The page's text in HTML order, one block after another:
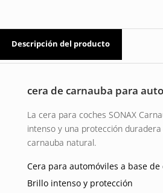
Descripción del producto
cera de carnauba para
La cera para coches SONAX
intenso y una protección
carnauba natural.
Cera para automóviles a base de
Brillo intenso y protección